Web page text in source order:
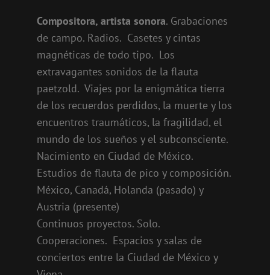
Compositora, artista sonora. Grabaciones
de campo. Radios. Casetes y cintas
magnéticas de todo tipo. Los
extravagantes sonidos de la flauta
paetzold. Viajes por la enigmática tierra
de los recuerdos perdidos, la muerte y los
encuentros traumáticos, la fragilidad, el
mundo de los sueños y el subconsciente.
Nacimiento en Ciudad de México.
Estudios de flauta de pico y composición.
México, Canadá, Holanda (pasado) y
Austria (presente)
Continuos proyectos. Solo.
Cooperaciones. Espacios y salas de
conciertos entre la Ciudad de México y